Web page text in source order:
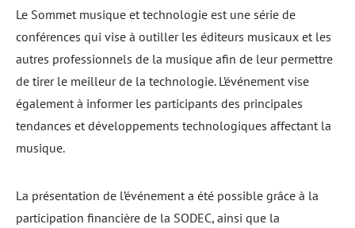
Le Sommet musique et technologie est une série de
conférences qui vise à outiller les éditeurs musicaux et les
autres professionnels de la musique afin de leur permettre
de tirer le meilleur de la technologie. L’événement vise
également à informer les participants des principales
tendances et développements technologiques affectant la
musique.
La présentation de l’événement a été possible grâce à la
participation financière de la SODEC, ainsi que la